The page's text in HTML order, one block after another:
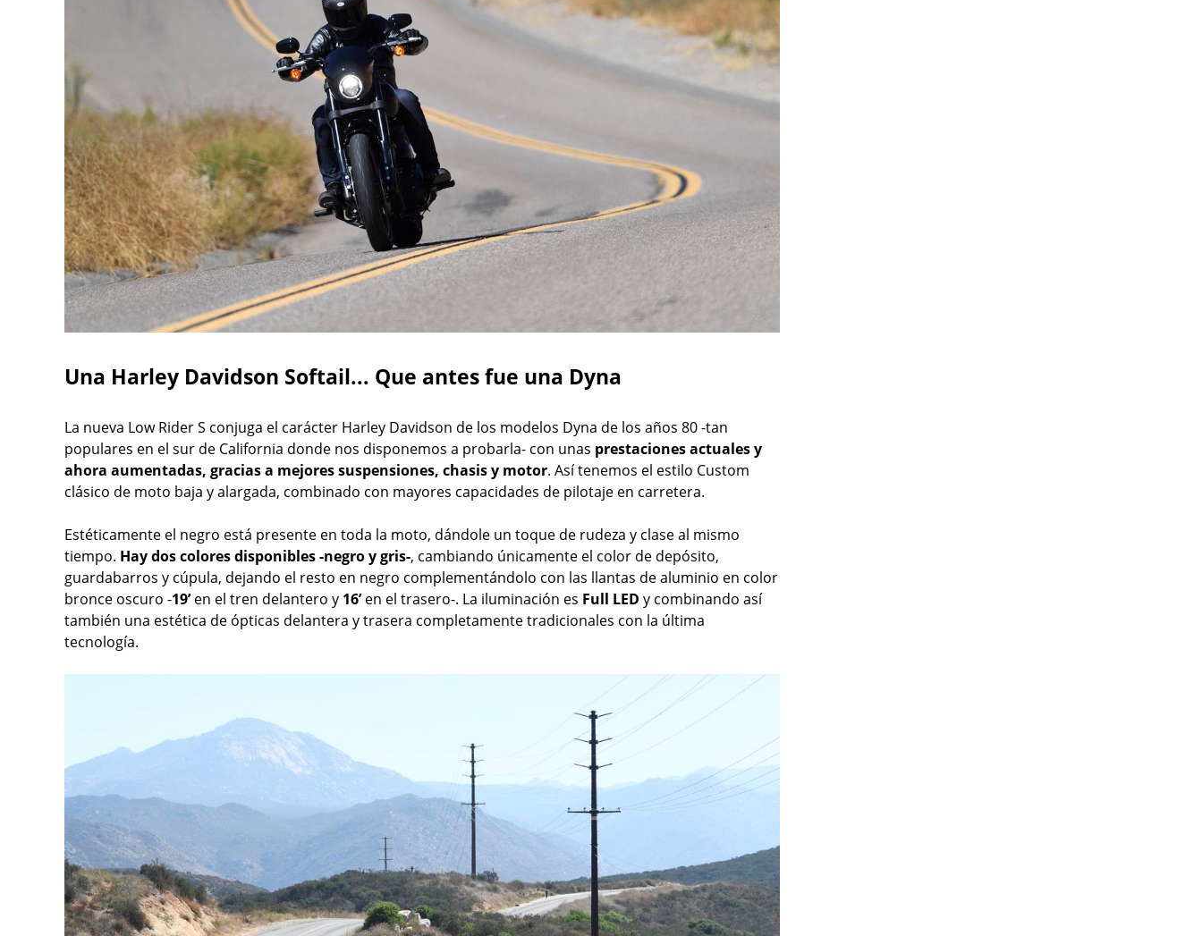
Una Harley Davidson Softail... Que antes fue una Dyna
La nueva Low Rider S conjuga el carácter Harley Davidson de los modelos Dyna de los años 80 -tan
populares en el sur de California donde nos disponemos a probarla- con unas prestaciones actuales y
ahora aumentadas, gracias a mejores suspensiones, chasis y motor. Así tenemos el estilo Custom
clásico de moto baja y alargada, combinado con mayores capacidades de pilotaje en carretera.
Estéticamente el negro está presente en toda la moto, dándole un toque de rudeza y clase al mismo
tiempo. Hay dos colores disponibles -negro y gris-, cambiando únicamente el color de depósito,
guardabarros y cúpula, dejando el resto en negro complementándolo con las llantas de aluminio en color
bronce oscuro -19’en el tren delantero y 16’en el trasero-. La iluminación es Full LED y combinando así
también una estética de ópticas delantera y trasera completamente tradicionales con la última
tecnología.